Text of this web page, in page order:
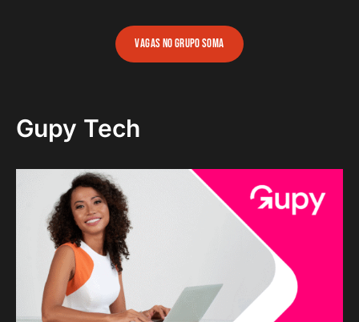
vagas no grupo soma
Gupy Tech